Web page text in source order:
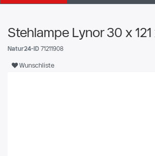
Stehlampe Lynor 30 x
Natur24-ID 71211908
Wunschliste